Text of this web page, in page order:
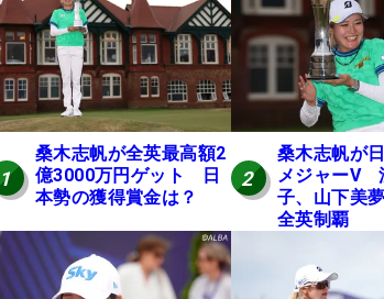
1
桑木志帆が全英最高額2
億3000万円ゲット 日
本勢の獲得賞金は？
2
桑木志帆が
メジャーV
子、山下美
全英制覇